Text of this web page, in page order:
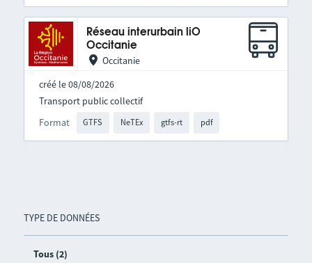
TYPE DE DONNÉES
Tous (2)
Réseau interurbain liO
Occitanie
Occitanie
créé le 08/08/2026
Format GTFS NeTEx gtfs-rt pdf
Transport public collectif